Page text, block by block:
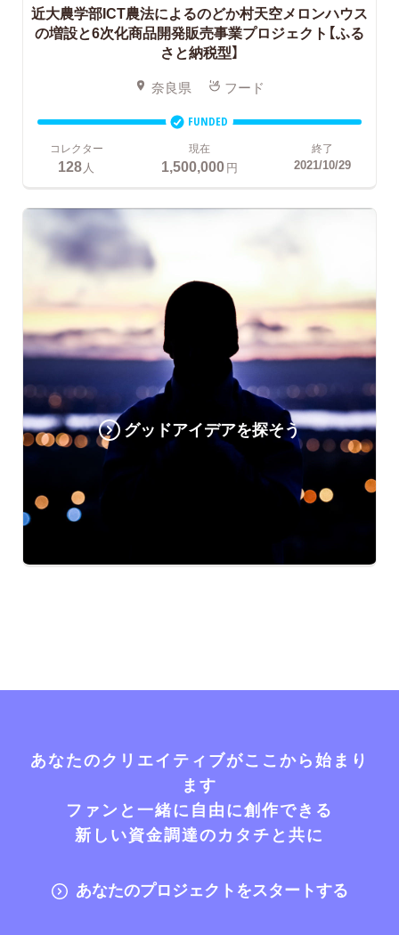
近大農学部ICT農法によるのどか村天空メロンハウス
の増設と6次化商品開発販売事業プロジェクト【ふる
さと納税型】
奈良県 フード
FUNDED
コレクター
128 人
現在
1,500,000円
終了
2021/10/29
グッドアイデアを探そう
あなたのクリエイティブがここから始まり
ます
ファンと一緒に自由に創作できる
新しい資金調達のカタチと共に
あなたのプロジェクトをスタートする